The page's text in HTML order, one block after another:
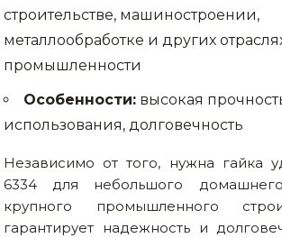
строительстве, машиностроении,
металлообработке и других
промышленности
Особенности: высокая
использования, долговечность
Независимо от того, нужна гайка
6334 для небольшого
крупного промышленного
гарантирует надежность и